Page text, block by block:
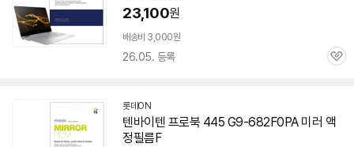
23,100원
배송비 3,000원
26.05. 등록
관
롯데ON
텐바이텐 프로북 445 G9-682F0PA 미러 액
정필름F